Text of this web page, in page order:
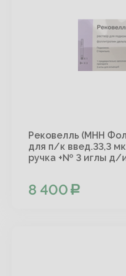
Рековелль (МНН
для п/к введ.33,3
ручка +№ 3 иглы д/
8 400